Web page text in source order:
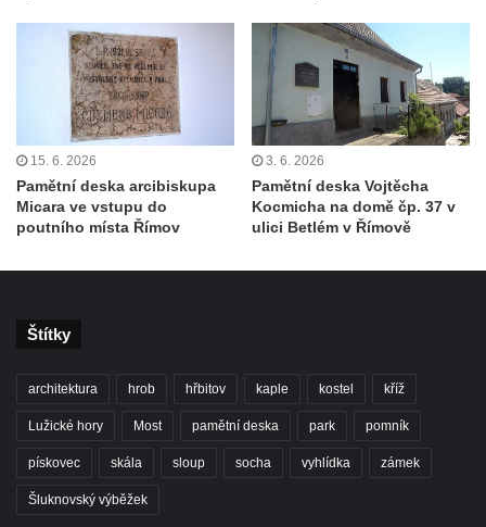
Mlčechvostech
Pomník Bohuslava Vernera a Václava
Jandy v Mlčechvostech
Pomník Antonína Jandy a Josefa Žihly v
Mlčechvostech
Pomník obětem 2. světové války ve
Spomyšli
Poleradech
Bývalý kenotaf Julia, Karla a Gustava
15. 6. 2026
Pamětní deska arcibiskupa
Micara ve vstupu do
poutního místa Římov
3. 6. 2026
Pamětní deska Vojtěcha
Kocmicha na domě čp. 37 v
ulici Betlém v Římově
Štítky
architektura hrob hřbitov kaple kostel kříž
Lužické hory Most pamětní deska park pomník
pískovec skála sloup socha vyhlídka zámek
Šluknovský výběžek